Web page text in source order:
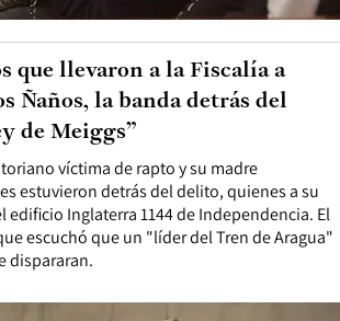
víctima de rapto y su madre
estuvieron detrás del delito, quienes a su
edificio Inglaterra 1144 de Independencia. El
escuchó que un "líder del Tren de Aragua"
dispararan.
que llevaron a la Fiscalía a
Ñaños, la banda detrás del
de Meiggs”